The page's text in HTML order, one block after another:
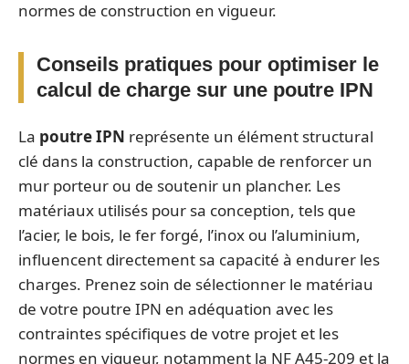
normes de construction en vigueur.
Conseils pratiques pour optimiser le
calcul de charge sur une poutre IPN
La poutre IPN représente un élément structural
clé dans la construction, capable de renforcer un
mur porteur ou de soutenir un plancher. Les
matériaux utilisés pour sa conception, tels que
l’acier, le bois, le fer forgé, l’inox ou l’aluminium,
influencent directement sa capacité à endurer les
charges. Prenez soin de sélectionner le matériau
de votre poutre IPN en adéquation avec les
contraintes spécifiques de votre projet et les
normes en vigueur, notamment la NF A45-209 et la